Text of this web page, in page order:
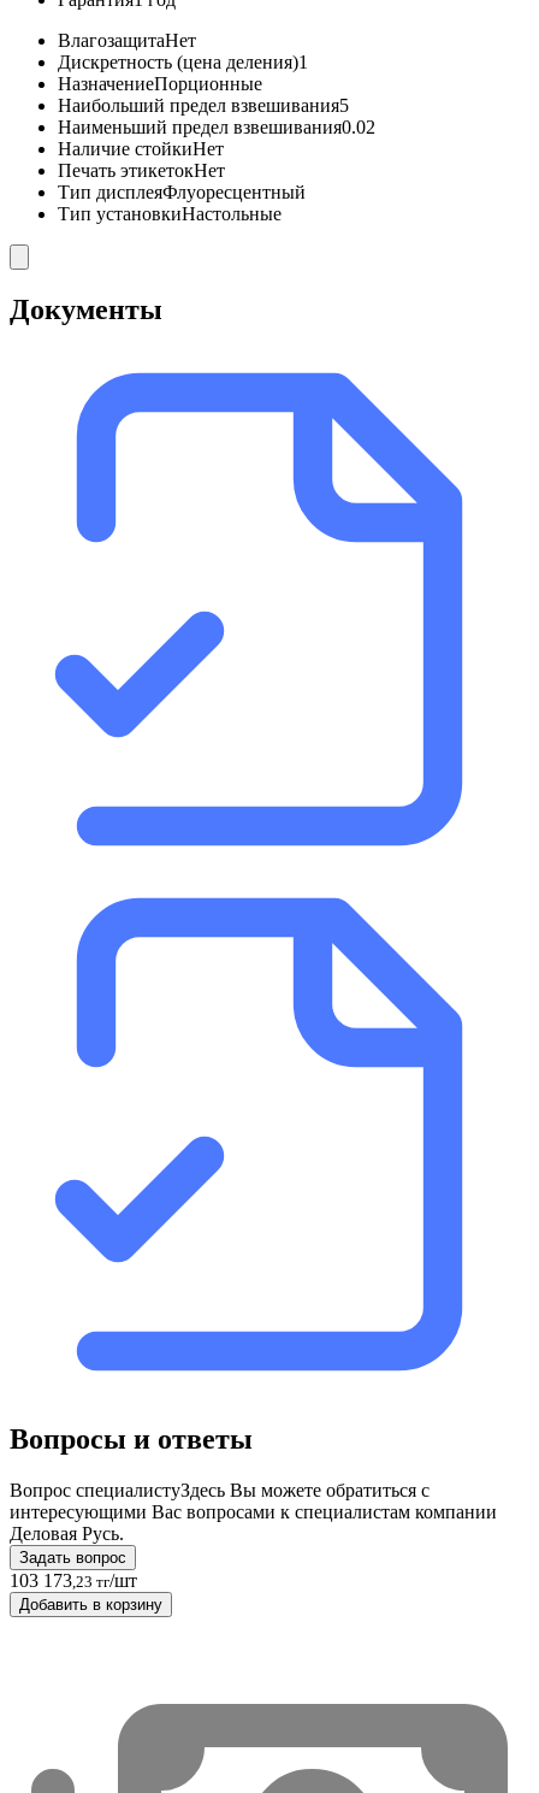
ВлагозащитаНет
Дискретность (цена деления)1
НазначениеПорционные
Наибольший предел взвешивания5
Наименьший предел взвешивания0.02
Наличие стойкиНет
Печать этикетокНет
Тип дисплеяФлуоресцентный
Тип установкиНастольные
Документы
Вопросы и ответы
Вопрос специалистуЗдесь Вы можете обратиться с
интересующими Вас вопросами к специалистам компании
Деловая Русь.
Задать вопрос
103 173,23 тг/шт
Добавить в корзину